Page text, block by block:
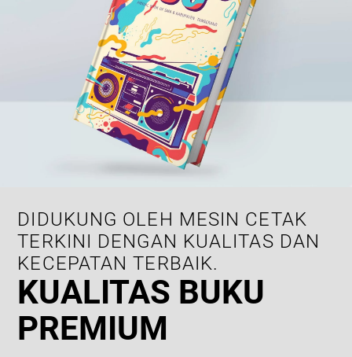
DIDUKUNG OLEH MESIN CETAK
TERKINI DENGAN KUALITAS DAN
KECEPATAN TERBAIK.
KUALITAS BUKU
PREMIUM